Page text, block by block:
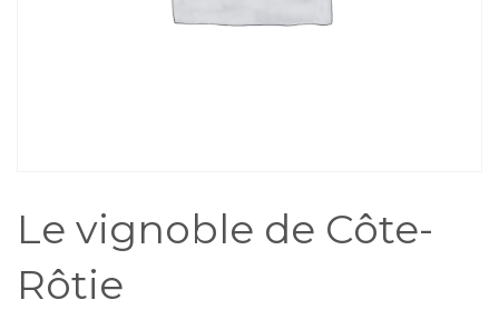
Le vignoble de Côte-
Rôtie